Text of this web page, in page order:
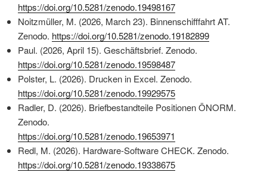
https://doi.org/10.5281/zenodo.19498167
Noitzmüller, M. (2026, March 23). Binnenschifffahrt AT.
Zenodo. https://doi.org/10.5281/zenodo.19182899
Paul. (2026, April 15). Geschäftsbrief. Zenodo.
https://doi.org/10.5281/zenodo.19598487
Polster, L. (2026). Drucken in Excel. Zenodo.
https://doi.org/10.5281/zenodo.19929575
Radler, D. (2026). Briefbestandteile Positionen ÖNORM.
Zenodo.
https://doi.org/10.5281/zenodo.19653971
Redl, M. (2026). Hardware-Software CHECK. Zenodo.
https://doi.org/10.5281/zenodo.19338675